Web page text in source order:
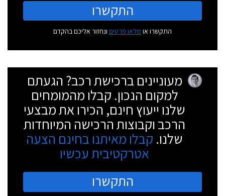
התקשרו
התקשרו או מלאו פרטים ונחזור אליכם בהקדם
מעוניינים ברכישת רכב? הגעתם
למקום הנכון. קבלו מהמומחים
שלנו ייעוץ חינם, הכירו את מבצעי
הרכב וקבוצות הרכישה המיוחדות
שלנו. קבלו מאיתנו בחינם הצעה
אטרקטיבית עכשיו
התקשרו